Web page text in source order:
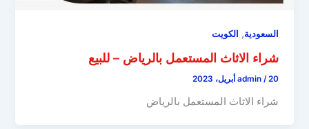
السعودية, الكويت
شراء الاثاث المستعمل بالرياض – للبيع
admin /20 أبريل، 2023
شراء الاثاث المستعمل بالرياض